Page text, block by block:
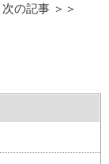
次の記事 ＞＞